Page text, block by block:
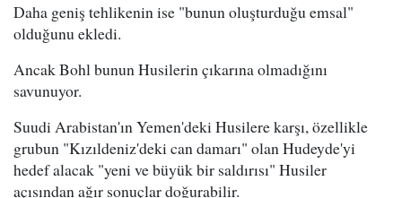
Daha geniş tehlikenin ise "bunun oluşturduğu emsal"
olduğunu ekledi.
Ancak Bohl bunun Husilerin çıkarına olmadığını
savunuyor.
Suudi Arabistan'ın Yemen'deki Husilere karşı, özellikle
grubun "Kızıldeniz'deki can damarı" olan Hudeyde'yi
hedef alacak "yeni ve büyük bir saldırısı" Husiler
açısından ağır sonuçlar doğurabilir.